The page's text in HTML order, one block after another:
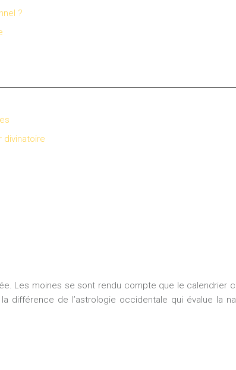
?
divinatoire
Les moines se sont rendu compte que le
différence de l’astrologie occidentale qui évalue la